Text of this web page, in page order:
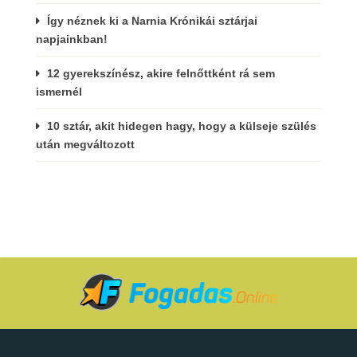
Így néznek ki a Narnia Krónikái sztárjai
napjainkban!
12 gyerekszínész, akire felnőttként rá sem
ismernél
10 sztár, akit hidegen hagy, hogy a külseje szülés
után megváltozott